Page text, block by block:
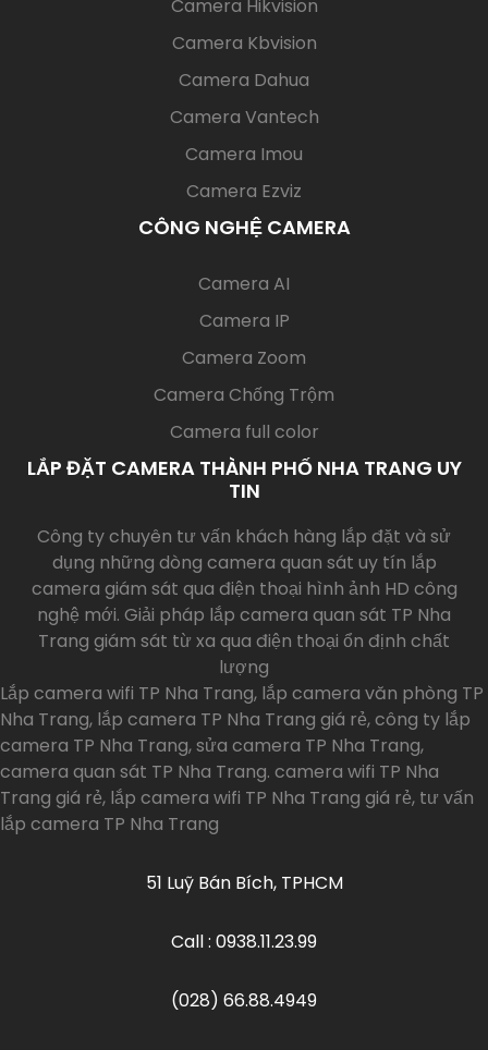
Camera Hikvision(current)
Camera Kbvision
Camera Dahua
Camera Vantech
Camera Imou
Camera Ezviz
CÔNG NGHỆ CAMERA
Camera AI
Camera IP
Camera Zoom
Camera Chống Trộm
Camera full color
LẮP ĐẶT CAMERA THÀNH PHỐ NHA TRANG UY
TIN
Công ty chuyên tư vấn khách hàng lắp đặt và sử
dụng những dòng camera quan sát uy tín lắp
camera giám sát qua điện thoại hình ảnh HD công
nghệ mới. Giải pháp lắp camera quan sát TP Nha
Trang giám sát từ xa qua điện thoại ổn định chất
lượng
Lắp camera wifi TP Nha Trang, lắp camera văn phòng TP
Nha Trang, lắp camera TP Nha Trang giá rẻ, công ty lắp
camera TP Nha Trang, sửa camera TP Nha Trang,
camera quan sát TP Nha Trang. camera wifi TP Nha
Trang giá rẻ, lắp camera wifi TP Nha Trang giá rẻ, tư vấn
lắp camera TP Nha Trang
51 Luỹ Bán Bích, TPHCM
Call : 0938.11.23.99
(028) 66.88.4949